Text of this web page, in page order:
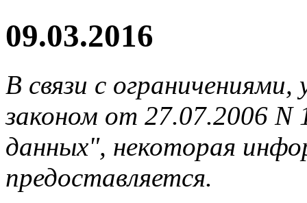
09.03.2016
В связи с
законом от 27.07.2006
данных", некоторая
предоставляется.